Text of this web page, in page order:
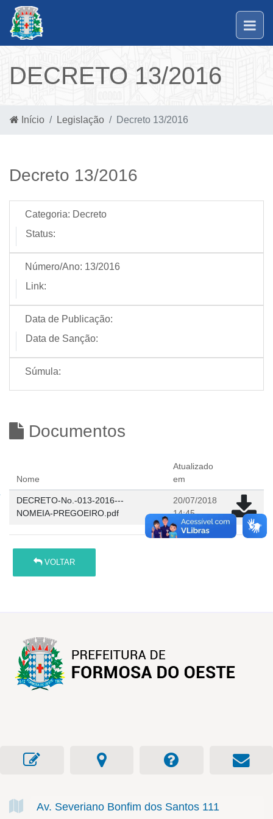
DECRETO 13/2016
Início Legislação Decreto 13/2016
Decreto 13/2016
Categoria: Decreto
Status:
Número/Ano: 13/2016
Link:
Data de Publicação:
Data de Sanção:
Súmula:
Documentos
Nome
Atualizado
em
DECRETO-No.-013-2016---
NOMEIA-PREGOEIRO.pdf
20/07/2018
14:45
VOLTAR
Av. Severiano Bonfim dos Santos 111